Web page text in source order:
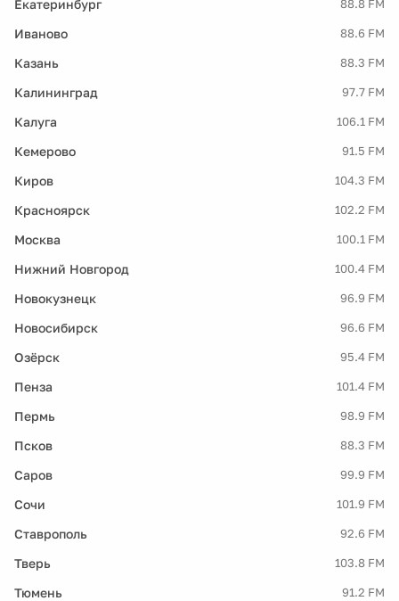
Екатеринбург 88.8 FM
Иваново 88.6 FM
Казань 88.3 FM
Калининград 97.7 FM
Калуга 106.1 FM
Кемерово 91.5 FM
Киров 104.3 FM
Красноярск 102.2 FM
Москва 100.1 FM
Нижний Новгород 100.4 FM
Новокузнецк 96.9 FM
Новосибирск 96.6 FM
Озёрск 95.4 FM
Пенза 101.4 FM
Пермь 98.9 FM
Псков 88.3 FM
Саров 99.9 FM
Сочи 101.9 FM
Ставрополь 92.6 FM
Тверь 103.8 FM
Тюмень 91.2 FM